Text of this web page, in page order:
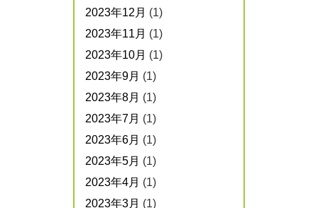
2023年12月 (1)
2023年11月 (1)
2023年10月 (1)
2023年9月 (1)
2023年8月 (1)
2023年7月 (1)
2023年6月 (1)
2023年5月 (1)
2023年4月 (1)
2023年3月 (1)